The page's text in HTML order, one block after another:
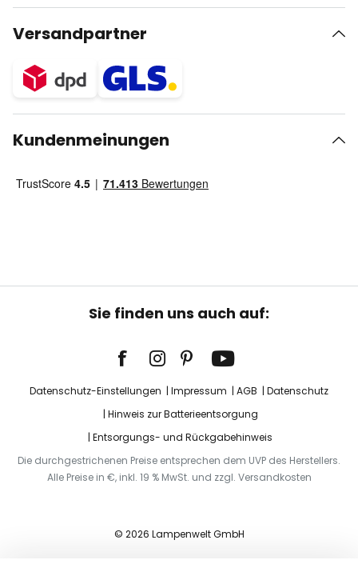
Versandpartner
Kundenmeinungen
Sie finden uns auch auf:
Datenschutz-Einstellungen Impressum AGB
Datenschutz
Hinweis zur Batterieentsorgung
Entsorgungs- und Rückgabehinweis
Die durchgestrichenen Preise entsprechen dem UVP des Herstellers.
Alle Preise in €, inkl. 19 % MwSt. und zzgl. Versandkosten
© 2026 Lampenwelt GmbH